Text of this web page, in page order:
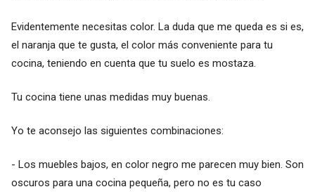
Evidentemente necesitas color. La duda que me queda es si es,
el naranja que te gusta, el color más conveniente para tu
cocina, teniendo en cuenta que tu suelo es mostaza.
Tu cocina tiene unas medidas muy buenas.
Yo te aconsejo las siguientes combinaciones:
- Los muebles bajos, en color negro me parecen muy bien. Son
oscuros para una cocina pequeña, pero no es tu caso